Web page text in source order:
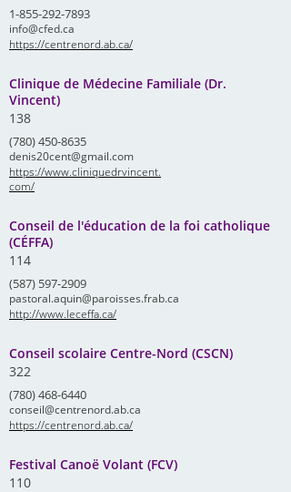
1-855-292-7893
info@cfed.ca
https://centrenord.ab.ca/
Clinique de Médecine Familiale (Dr.
Vincent)
138
(780) 450-8635
denis20cent@gmail.com
https://www.cliniquedrvincent.
com/
Conseil de l'éducation de la foi catholique
(CÉFFA)
114
(587) 597-2909
pastoral.aquin@paroisses.frab.ca
http://www.leceffa.ca/
Conseil scolaire Centre-Nord (CSCN)
322
(780) 468-6440
conseil@centrenord.ab.ca
https://centrenord.ab.ca/
Festival Canoë Volant (FCV)
110